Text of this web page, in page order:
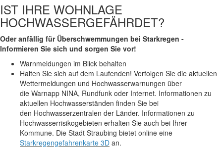
IST IHRE WOHNLAGE
HOCHWASSERGEFÄHRDET?
Oder anfällig für Überschwemmungen bei Starkregen -
Informieren Sie sich und sorgen Sie vor!
Warnmeldungen im Blick behalten
Halten Sie sich auf dem Laufenden! Verfolgen Sie die aktuellen
Wettermeldungen und Hochwasserwarnungen über
die Warnapp NINA, Rundfunk oder Internet. Informationen zu
aktuellen Hochwasserständen finden Sie bei
den Hochwasserzentralen der Länder. Informationen zu
Hochwasserrisikogebieten erhalten Sie auch bei Ihrer
Kommune. Die Stadt Straubing bietet online eine
Starkregengefahrenkarte 3D an.